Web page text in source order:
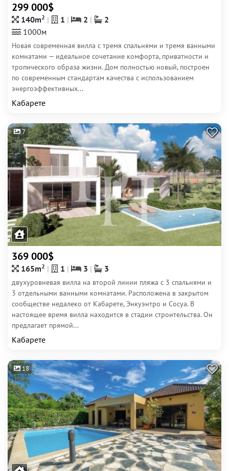
299 000$
140m2 1 2
2
1000м
Новая современная вилла с тремя спальнями и тремя ванными
комнатами — идеальное сочетание комфорта, приватности и
тропического образа жизни. Дом полностью новый, построен
по современным стандартам качества с использованием
энергоэффективных...
Кабарете
7
369 000$
165m2 1 3 3
двухуровневая вилла на второй линии пляжа с 3 спальнями и
3 отдельными ванными комнатами. Расположена в закрытом
сообществе недалеко от Кабарете, Энкуэнтро и Сосуа. В
настоящее время вилла находится в стадии строительства. Он
предлагает прямой...
Кабарете
18